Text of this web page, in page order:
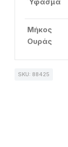
Μήκος
Ουράς
SKU: 88425